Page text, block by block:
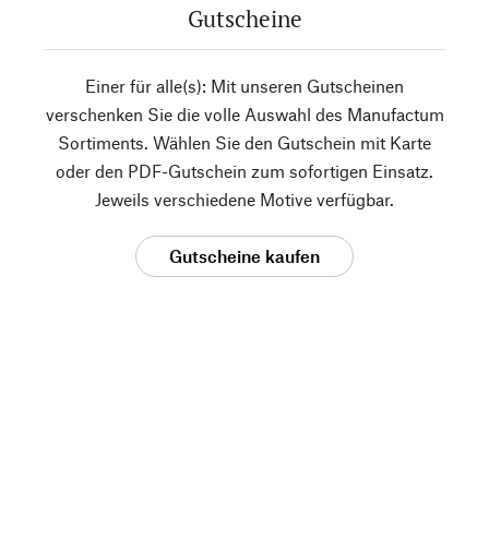
Gutscheine
Einer für alle(s): Mit unseren Gutscheinen
verschenken Sie die volle Auswahl des Manufactum
Sortiments. Wählen Sie den Gutschein mit Karte
oder den PDF-Gutschein zum sofortigen Einsatz.
Jeweils verschiedene Motive verfügbar.
Gutscheine kaufen